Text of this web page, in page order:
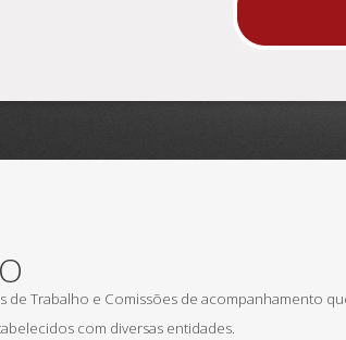
de Trabalho e Comissões de acompanhamento
com diversas entidades.